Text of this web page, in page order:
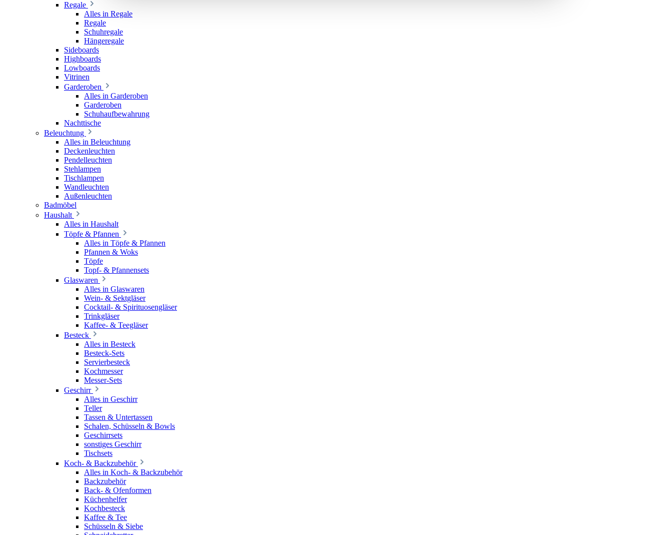
Regale
Alles in Regale
Regale
Schuhregale
Hängeregale
Sideboards
Highboards
Lowboards
Vitrinen
Garderoben
Alles in Garderoben
Garderoben
Schuhaufbewahrung
Nachttische
Beleuchtung
Alles in Beleuchtung
Deckenleuchten
Pendelleuchten
Stehlampen
Tischlampen
Wandleuchten
Außenleuchten
Badmöbel
Haushalt
Alles in Haushalt
Töpfe & Pfannen
Alles in Töpfe & Pfannen
Pfannen & Woks
Töpfe
Topf- & Pfannensets
Glaswaren
Alles in Glaswaren
Wein- & Sektgläser
Cocktail- & Spirituosengläser
Trinkgläser
Kaffee- & Teegläser
Besteck
Alles in Besteck
Besteck-Sets
Servierbesteck
Kochmesser
Messer-Sets
Geschirr
Alles in Geschirr
Teller
Tassen & Untertassen
Schalen, Schüsseln & Bowls
Geschirrsets
sonstiges Geschirr
Tischsets
Koch- & Backzubehör
Alles in Koch- & Backzubehör
Backzubehör
Back- & Ofenformen
Küchenhelfer
Kochbesteck
Kaffee & Tee
Schüsseln & Siebe